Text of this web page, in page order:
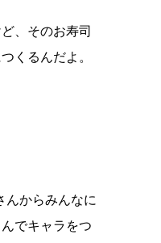
、そのお寿司
くるんだよ。
んからみんなに
でキャラをつ